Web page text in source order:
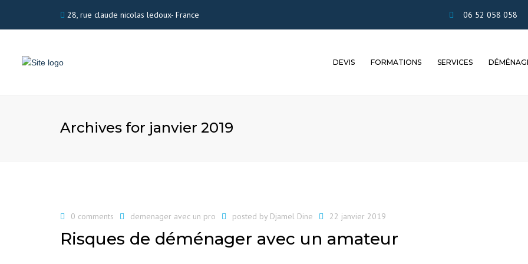
28, rue claude nicolas ledoux- France 06 52 058 058
DEVIS FORMATIONS SERVICES
Archives for janvier 2019
0 comments demenager avec un pro posted by Djamel Dine 22 janvier 2019
Risques de déménager avec un amateur